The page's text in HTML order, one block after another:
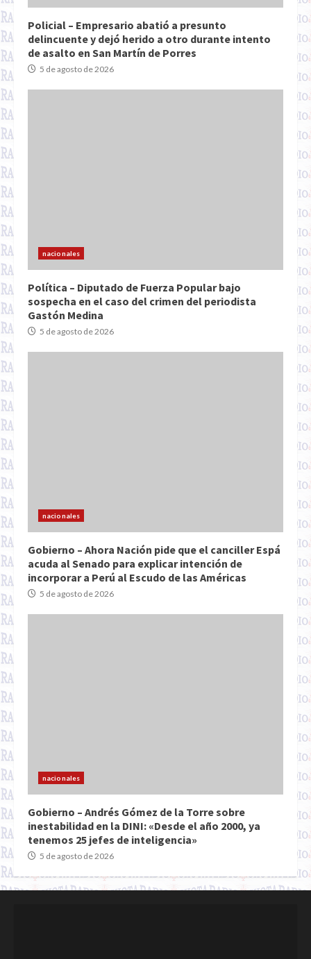
Policial – Empresario abatió a presunto
delincuente y dejó herido a otro durante intento
de asalto en San Martín de Porres
5 de agosto de 2026
nacionales
Política – Diputado de Fuerza Popular bajo
sospecha en el caso del crimen del periodista
Gastón Medina
5 de agosto de 2026
nacionales
Gobierno – Ahora Nación pide que el canciller Espá
acuda al Senado para explicar intención de
incorporar a Perú al Escudo de las Américas
5 de agosto de 2026
nacionales
Gobierno – Andrés Gómez de la Torre sobre
inestabilidad en la DINI: «Desde el año 2000, ya
tenemos 25 jefes de inteligencia»
5 de agosto de 2026